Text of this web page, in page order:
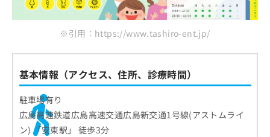
※引用：https://www.tashiro-ent.jp/
基本情報（アクセス、住所、診療時間）
駐車場有り
広島高速鉄道広島高速交通広島新交通1号線(アストムライ
ン) 「安東駅」 徒歩3分